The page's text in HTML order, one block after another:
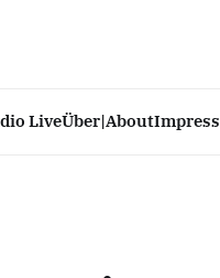
LiveÜber|About